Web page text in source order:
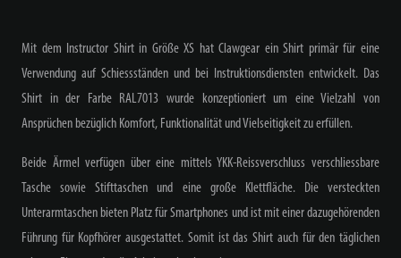
Mit dem Instructor Shirt in Größe XS hat Clawgear ein Shirt primär für eine
Verwendung auf Schiessständen und bei Instruktionsdiensten entwickelt. Das
Shirt in der Farbe RAL7013 wurde konzeptioniert um eine Vielzahl von
Ansprüchen bezüglich Komfort, Funktionalität und Vielseitigkeit zu erfüllen.
Beide Ärmel verfügen über eine mittels YKK-Reissverschluss verschliessbare
Tasche sowie Stifttaschen und eine große Klettfläche. Die versteckten
Unterarmtaschen bieten Platz für Smartphones und ist mit einer dazugehörenden
Führung für Kopfhörer ausgestattet. Somit ist das Shirt auch für den täglichen